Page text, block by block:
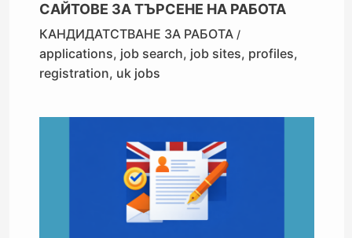
САЙТОВЕ ЗА ТЪРСЕНЕ НА РАБОТА
КАНДИДАТСТВАНЕ ЗА РАБОТА /
applications, job search, job sites, profiles,
registration, uk jobs